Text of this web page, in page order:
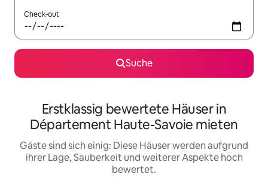
Check-out
Suche
Erstklassig bewertete Häuser in
Département Haute-Savoie mieten
Gäste sind sich einig: Diese Häuser werden aufgrund
ihrer Lage, Sauberkeit und weiterer Aspekte hoch
bewertet.